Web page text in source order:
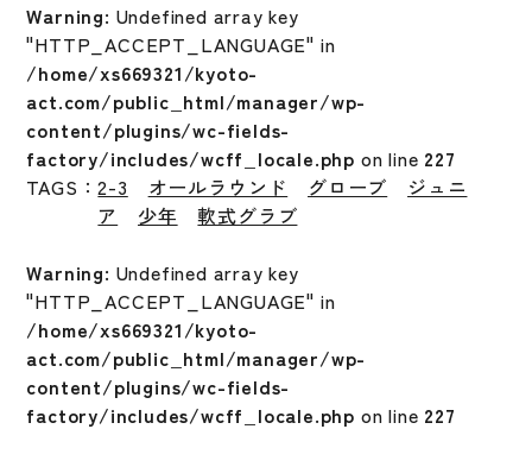
Warning: Undefined array key
"HTTP_ACCEPT_LANGUAGE" in
/home/xs669321/kyoto-
act.com/public_html/manager/wp-
content/plugins/wc-fields-
factory/includes/wcff_locale.php on line 227
TAGS：2-3 オールラウンド グローブ
ジュニ
ア
少年
軟式グラブ
Warning: Undefined array key
"HTTP_ACCEPT_LANGUAGE" in
/home/xs669321/kyoto-
act.com/public_html/manager/wp-
content/plugins/wc-fields-
factory/includes/wcff_locale.php on line 227